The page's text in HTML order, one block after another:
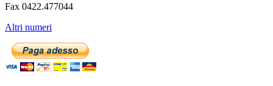
Fax 0422.477044
Altri numeri